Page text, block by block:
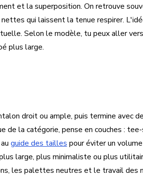
et la superposition. On retrouve
qui laissent la tenue respirer.
Selon le modèle, tu peux aller
plus large.
droit ou ample, puis termine avec
la catégorie, pense en couches :
guide des tailles pour éviter un
large, plus minimaliste ou plus
les palettes neutres et le travail des